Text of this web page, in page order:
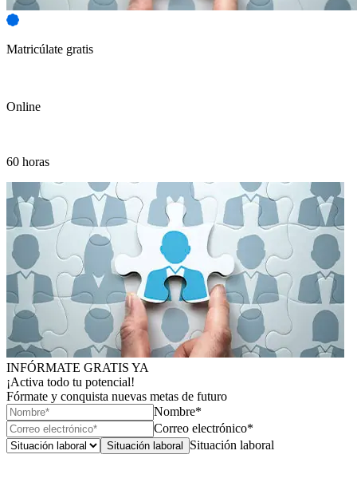
Matricúlate gratis
Online
60 horas
INFÓRMATE GRATIS YA
¡Activa todo tu potencial!
Fórmate y conquista nuevas metas de futuro
Nombre*
Correo electrónico*
Situación laboral Situación laboral